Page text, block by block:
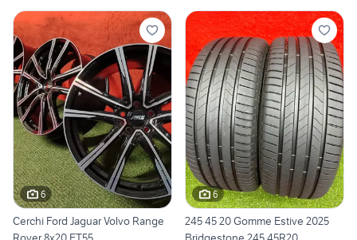
6
Cerchi Ford Jaguar Volvo Range
6
245 45 20 Gomme Estive 2025